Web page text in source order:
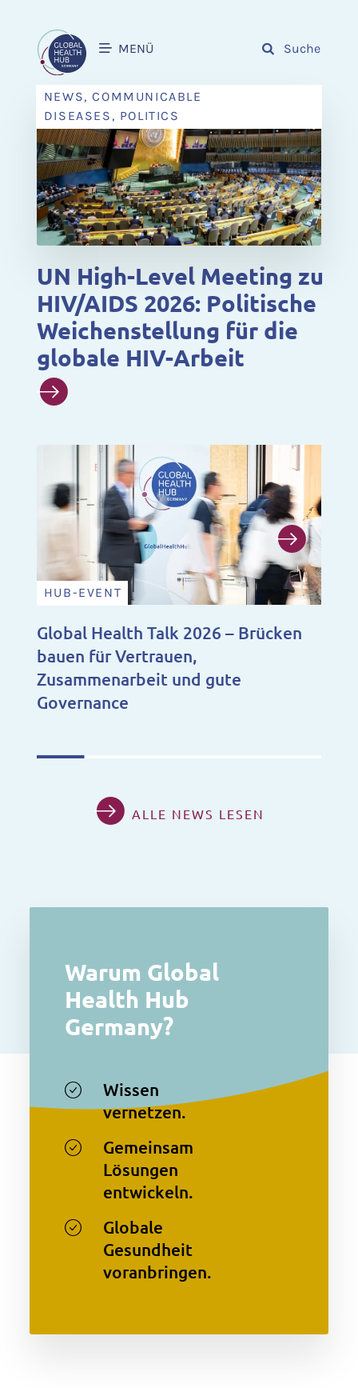
MENÜ Suche
UN High-Level Meeting zu
HIV/AIDS 2026: Politische
Weichenstellung für die
globale HIV-Arbeit
NEWS, COMMUNICABLE
DISEASES, POLITICS
HUB-EVENT
Global Health Talk 2026 – Brücken
bauen für Vertrauen,
Zusammenarbeit und gute
Governance
ALLE NEWS LESEN
Warum Global
Health Hub
Germany?
Wissen
vernetzen.
Gemeinsam
Lösungen
entwickeln.
Globale
Gesundheit
voranbringen.